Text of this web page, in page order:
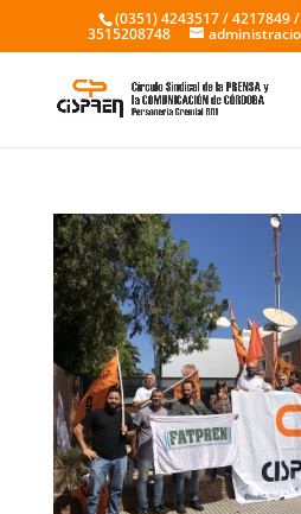
(0351) 4243517 / 4217849
3515208748